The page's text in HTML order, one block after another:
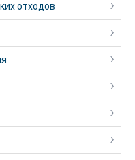
отходов